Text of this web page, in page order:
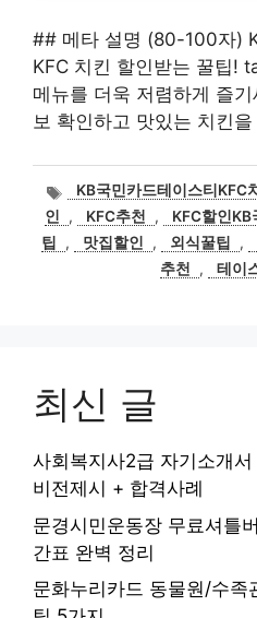
## 메타 설명 (80-100자)
KFC 치킨 할인받는 꿀팁!
메뉴를 더욱 저렴하게 즐
보 확인하고 맛있는 치킨
태KB국민카드테이스티KFC
인
, KFC추천 , KFC할인
팁
, 맛집할인 , 외식꿀팁 ,
추천
, 테이
최신 글
사회복지사2급 자기소개
비전제시 + 합격사례
문경시민운동장 무료셔틀
간표 완벽 정리
문화누리카드 동물원/수족